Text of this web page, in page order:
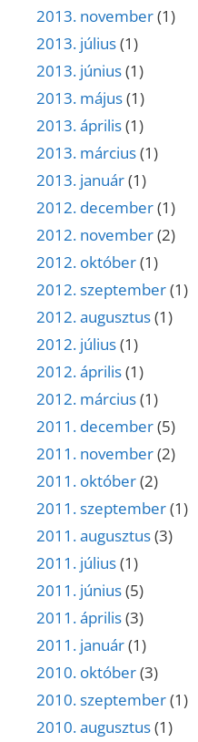
2013. november(1)
2013. július(1)
2013. június(1)
2013. május(1)
2013. április(1)
2013. március(1)
2013. január(1)
2012. december(1)
2012. november(2)
2012. október(1)
2012. szeptember(1)
2012. augusztus(1)
2012. július(1)
2012. április(1)
2012. március(1)
2011. december(5)
2011. november(2)
2011. október(2)
2011. szeptember(1)
2011. augusztus(3)
2011. július(1)
2011. június(5)
2011. április(3)
2011. január(1)
2010. október(3)
2010. szeptember(1)
2010. augusztus(1)